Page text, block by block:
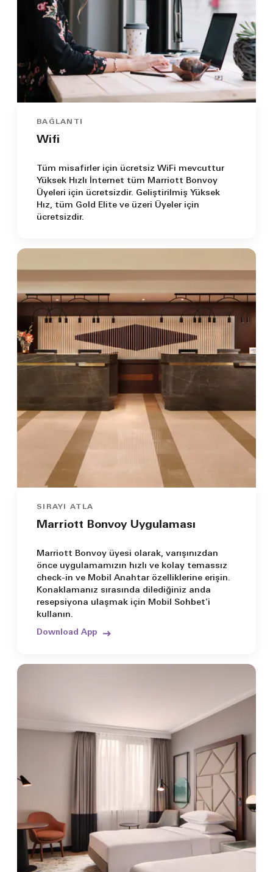
BAĞLANTI
Wifi
Tüm misafirler için ücretsiz WiFi mevcuttur
Yüksek Hızlı İnternet tüm Marriott Bonvoy
Üyeleri için ücretsizdir. Geliştirilmiş Yüksek
Hız, tüm Gold Elite ve üzeri Üyeler için
ücretsizdir.
SIRAYI ATLA
Marriott Bonvoy Uygulaması
Marriott Bonvoy üyesi olarak, varışınızdan
önce uygulamamızın hızlı ve kolay temassız
check-in ve Mobil Anahtar özelliklerine erişin.
Konaklamanız sırasında dilediğiniz anda
resepsiyona ulaşmak için Mobil Sohbet'i
kullanın.
Download App